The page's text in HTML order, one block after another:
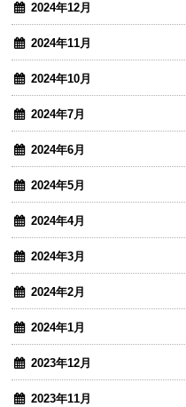
2024年12月
2024年11月
2024年10月
2024年7月
2024年6月
2024年5月
2024年4月
2024年3月
2024年2月
2024年1月
2023年12月
2023年11月